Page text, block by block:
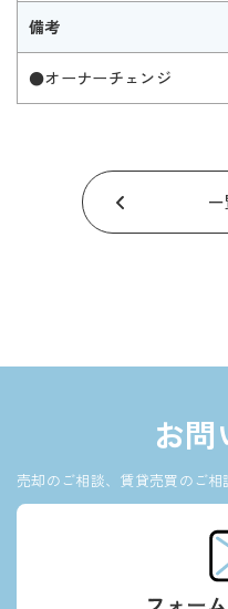
備考
●オーナーチェンジ
一
お問
売却のご相談、賃貸売買のご